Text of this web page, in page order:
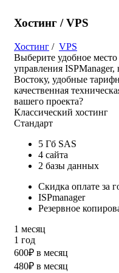
Хостинг / VPS
Хостинг / VPS
Выберите удобное
управления
Востоку, удобные
качественная
вашего проекта?
Классический хостинг
Стандарт
5 Гб SAS
4 сайта
2 базы данных
Скидка оплате за
ISPmanager
Резервное
1 месяц
1 год
600₽ в месяц
480₽ в месяц